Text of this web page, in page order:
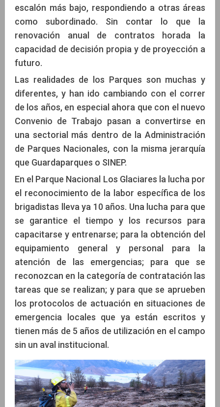
escalón más bajo, respondiendo a otras áreas
como subordinado. Sin contar lo que la
renovación anual de contratos horada la
capacidad de decisión propia y de proyección a
futuro.
Las realidades de los Parques son muchas y
diferentes, y han ido cambiando con el correr
de los años, en especial ahora que con el nuevo
Convenio de Trabajo pasan a convertirse en
una sectorial más dentro de la Administración
de Parques Nacionales, con la misma jerarquía
que Guardaparques o SINEP.
En el Parque Nacional Los Glaciares la lucha por
el reconocimiento de la labor específica de los
brigadistas lleva ya 10 años. Una lucha para que
se garantice el tiempo y los recursos para
capacitarse y entrenarse; para la obtención del
equipamiento general y personal para la
atención de las emergencias; para que se
reconozcan en la categoría de contratación las
tareas que se realizan; y para que se aprueben
los protocolos de actuación en situaciones de
emergencia locales que ya están escritos y
tienen más de 5 años de utilización en el campo
sin un aval institucional.